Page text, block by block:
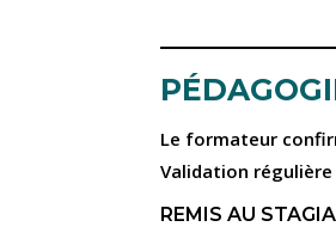
Le formateur
Validation régulière
REMIS AU